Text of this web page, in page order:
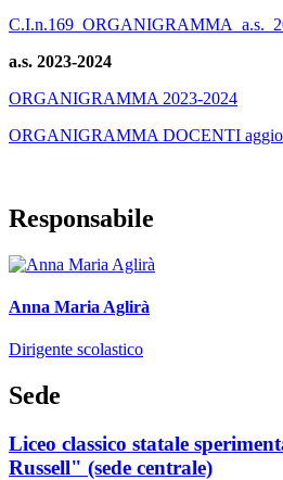
a.s. 2023-2024
ORGANIGRAMMA 2023-2024
ORGANIGRAMMA DOCENTI
Responsabile
Anna Maria Aglirà
Dirigente scolastico
Sede
Liceo classico statale
Russell" (sede centrale)